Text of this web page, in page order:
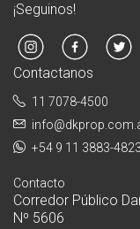
¡Seguinos!
Contactanos
11 7078-4500
+54 9 11 3883-4823
Contacto
Corredor Público
Nº 5606